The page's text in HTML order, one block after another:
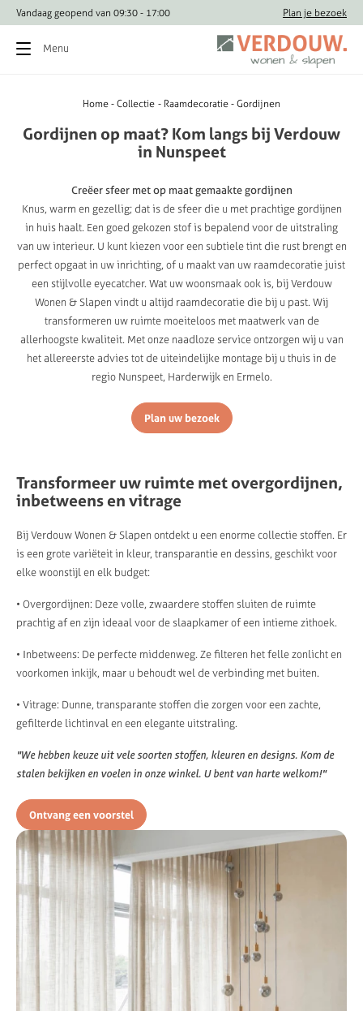
Vandaag geopend van 09:30 - 17:00 Vragen? Bel direct:
Plan je bezoek
Menu
Home Collectie Raamdecoratie Gordijnen
Gordijnen op maat? Kom langs bij Verdouw
in Nunspeet
Creëer sfeer met op maat gemaakte gordijnen
Knus, warm en gezellig; dat is de sfeer die u met prachtige gordijnen
in huis haalt. Een goed gekozen stof is bepalend voor de uitstraling
van uw interieur. U kunt kiezen voor een subtiele tint die rust brengt en
perfect opgaat in uw inrichting, of u maakt van uw raamdecoratie juist
een stijlvolle eyecatcher. Wat uw woonsmaak ook is, bij Verdouw
Wonen & Slapen vindt u altijd raamdecoratie die bij u past. Wij
transformeren uw ruimte moeiteloos met maatwerk van de
allerhoogste kwaliteit. Met onze naadloze service ontzorgen wij u van
het allereerste advies tot de uiteindelijke montage bij u thuis in de
regio Nunspeet, Harderwijk en Ermelo.
Plan uw bezoek
Transformeer uw ruimte met overgordijnen,
inbetweens en vitrage
Bij Verdouw Wonen & Slapen ontdekt u een enorme collectie stoffen. Er
is een grote variëteit in kleur, transparantie en dessins, geschikt voor
elke woonstijl en elk budget:
• Overgordijnen: Deze volle, zwaardere stoffen sluiten de ruimte
prachtig af en zijn ideaal voor de slaapkamer of een intieme zithoek.
• Inbetweens: De perfecte middenweg. Ze filteren het felle zonlicht en
voorkomen inkijk, maar u behoudt wel de verbinding met buiten.
• Vitrage: Dunne, transparante stoffen die zorgen voor een zachte,
gefilterde lichtinval en een elegante uitstraling.
"We hebben keuze uit vele soorten stoffen, kleuren en designs. Kom de
stalen bekijken en voelen in onze winkel. U bent van harte welkom!"
Ontvang een voorstel